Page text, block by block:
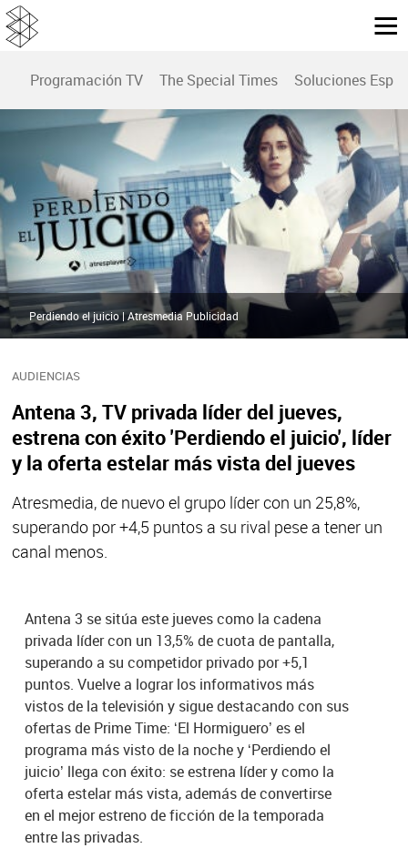
Programación TV The Special Times Soluciones
AUDIENCIAS
Antena 3, TV privada líder del jueves,
estrena con éxito 'Perdiendo el juicio', líder
y la oferta estelar más vista del jueves
Atresmedia, de nuevo el grupo líder con un 25,8%,
superando por +4,5 puntos a su rival pese a tener un
canal menos.
Perdiendo el juicio | Atresmedia Publicidad
Antena 3 se sitúa este jueves como la cadena
privada líder con un 13,5% de cuota de pantalla,
superando a su competidor privado por +5,1
puntos. Vuelve a lograr los informativos más
vistos de la televisión y sigue destacando con sus
ofertas de Prime Time: ‘El Hormiguero’ es el
programa más visto de la noche y ‘Perdiendo el
juicio’ llega con éxito: se estrena líder y como la
oferta estelar más vista, además de convertirse
en el mejor estreno de ficción de la temporada
entre las privadas.